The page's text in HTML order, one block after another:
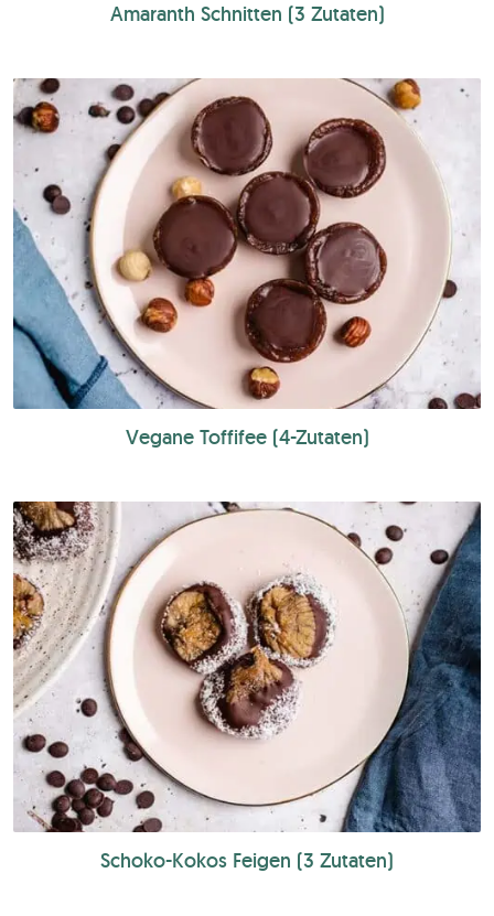
Amaranth Schnitten (3 Zutaten)
Vegane Toffifee (4-Zutaten)
Schoko-Kokos Feigen (3 Zutaten)